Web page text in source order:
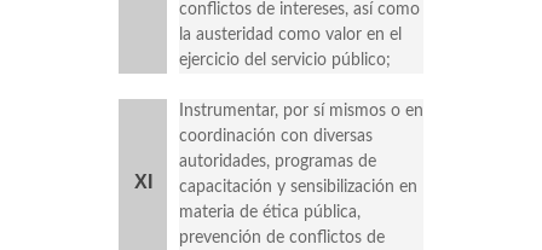
conflictos de intereses, así como
la austeridad como valor en el
ejercicio del servicio público;
XI
Instrumentar, por sí mismos o en
coordinación con diversas
autoridades, programas de
capacitación y sensibilización en
materia de ética pública,
prevención de conflictos de